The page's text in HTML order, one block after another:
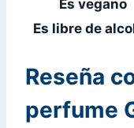
Es vegano
Es libre de
Reseña
perfume